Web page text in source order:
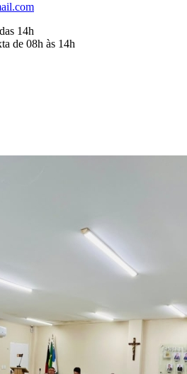
14h
de 08h às 14h